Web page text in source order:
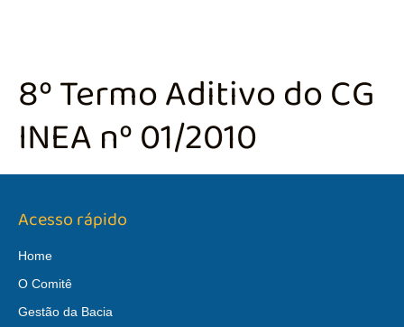
8º Termo Aditivo do CG
INEA nº 01/2010
Acesso rápido
Home
O Comitê
Gestão da Bacia